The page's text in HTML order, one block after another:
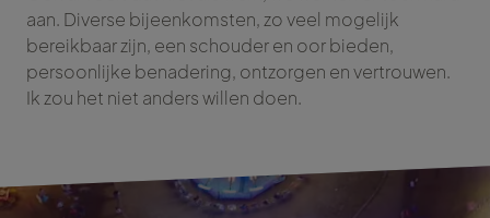
aan. Diverse bijeenkomsten, zo veel mogelijk
bereikbaar zijn, een schouder en oor bieden,
persoonlijke benadering, ontzorgen en vertrouwen.
Ik zou het niet anders willen doen.